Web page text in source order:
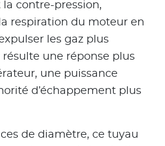
contre-pression,
respiration du moteur en
les gaz plus
une réponse plus
une puissance
d’échappement plus
de diamètre, ce tuyau